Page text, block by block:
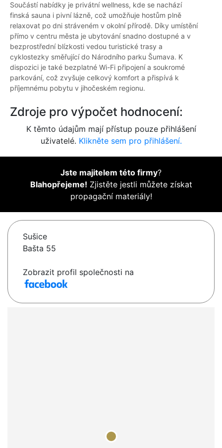
Součástí nabídky je privátní wellness, kde se nachází
finská sauna i pivní lázně, což umožňuje hostům plně
relaxovat po dni stráveném v okolní přírodě. Díky umístění
přímo v centru města je ubytování snadno dostupné a v
bezprostřední blízkosti vedou turistické trasy a
cyklostezky směřující do Národního parku Šumava. K
dispozici je také bezplatné Wi-Fi připojení a soukromé
parkování, což zvyšuje celkový komfort a přispívá k
příjemnému pobytu v jihočeském regionu.
Zdroje pro výpočet hodnocení:
K těmto údajům mají přístup pouze přihlášení
uživatelé. Klikněte sem pro přihlášení.
Jste majitelem této firmy?
Blahopřejeme! Zjistěte jestli můžete získat
propagační materiály!
Sušice
Bašta 55
Zobrazit profil společnosti na